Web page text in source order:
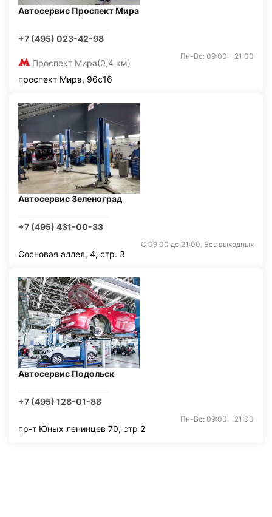
Автосервис Проспект Мира
+7 (495) 023-42-98
Проспект Мира(0,4 км)
Пн-Вс: 09:00 - 21:00
проспект Мира, 96с16
Автосервис Зеленоград
+7 (495) 431-00-33
С 09:00 до 21:00. Без выходных
Сосновая аллея, 4, стр. 3
Автосервис Подольск
+7 (495) 128-01-88
Пн-Вс: 09:00 - 21:00
пр-т Юных ленинцев 70, стр 2